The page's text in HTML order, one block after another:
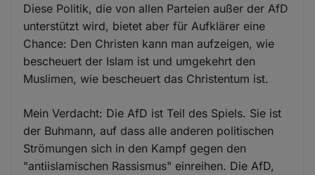
Diese Politik, die von allen Parteien außer der AfD
unterstützt wird, bietet aber für Aufklärer eine
Chance: Den Christen kann man aufzeigen, wie
bescheuert der Islam ist und umgekehrt den
Muslimen, wie bescheuert das Christentum ist.
Mein Verdacht: Die AfD ist Teil des Spiels. Sie ist
der Buhmann, auf dass alle anderen politischen
Strömungen sich in den Kampf gegen den
"antiislamischen Rassismus" einreihen. Die AfD,